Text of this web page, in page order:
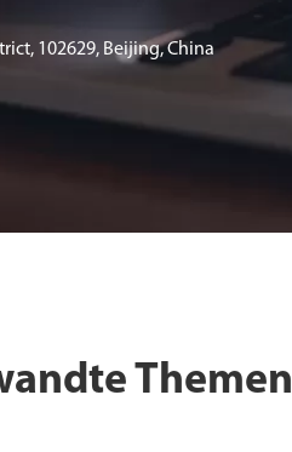
102629, Beijing, China